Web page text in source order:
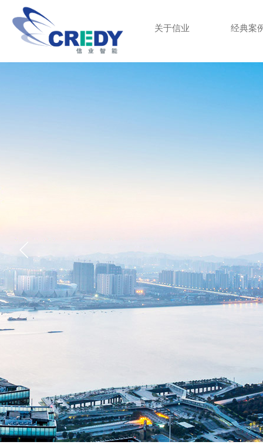
关于信业 经典案